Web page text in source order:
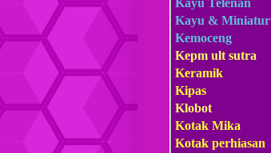
Kayu Telenan
Kayu & Miniatur
Kemoceng
Kepm ult sutra
Keramik
Kipas
Klobot
Kotak Mika
Kotak perhiasan